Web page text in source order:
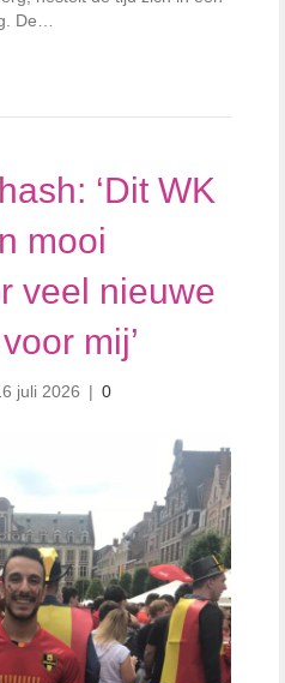
De…
‘Dit WK
mooi
veel nieuwe
mij’
juli 2026 | 0